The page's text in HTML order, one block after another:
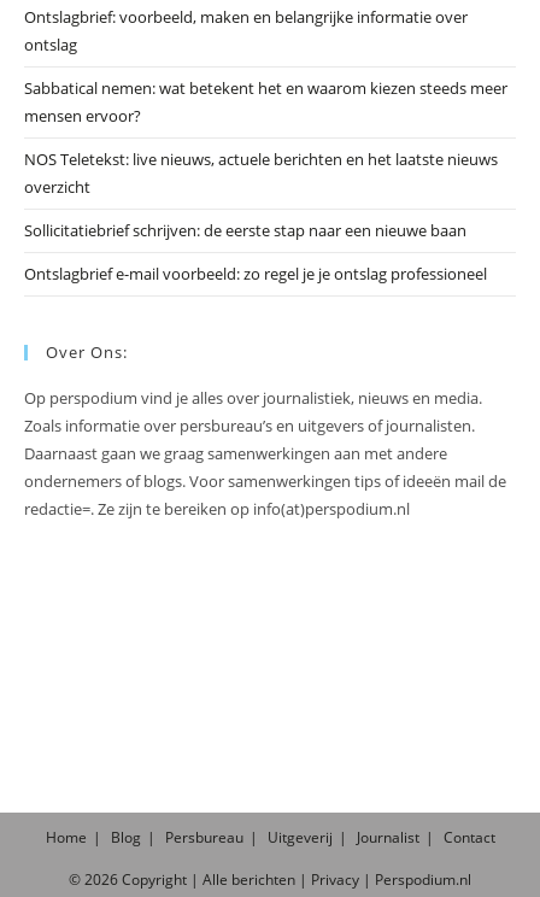
Ontslagbrief: voorbeeld, maken en belangrijke informatie over
ontslag
Sabbatical nemen: wat betekent het en waarom kiezen steeds meer
mensen ervoor?
NOS Teletekst: live nieuws, actuele berichten en het laatste nieuws
overzicht
Sollicitatiebrief schrijven: de eerste stap naar een nieuwe baan
Ontslagbrief e-mail voorbeeld: zo regel je je ontslag professioneel
Over Ons:
Op perspodium vind je alles over journalistiek, nieuws en media.
Zoals informatie over persbureau’s en uitgevers of journalisten.
Daarnaast gaan we graag samenwerkingen aan met andere
ondernemers of blogs. Voor samenwerkingen tips of ideeën mail de
redactie=. Ze zijn te bereiken op info(at)perspodium.nl
Home Blog Persbureau Uitgeverij Journalist Contact
©2026Copyright | Alle berichten | Privacy | Perspodium.nl